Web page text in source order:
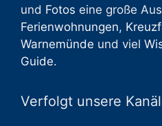
und Fotos eine große
Ferienwohnungen,
Warnemünde und viel
Guide.
Verfolgt unsere